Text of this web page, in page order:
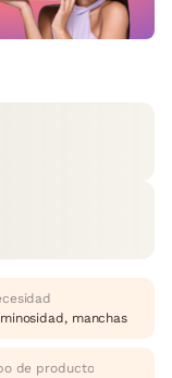
manchas
de producto